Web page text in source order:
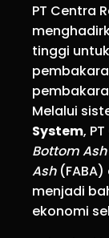
PT Centra
tinggi
Melalui
System,
Bottom Ash
Ash(FABA)
menjadi
ekonomi